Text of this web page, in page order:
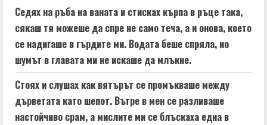
Седях на ръба на ваната и стисках кърпа в ръце така,
сякаш тя можеше да спре не само теча, а и онова, което
се надигаше в гърдите ми. Водата беше спряла, но
шумът в главата ми не искаше да млъкне.
Стоях и слушах как вятърът се промъкваше между
дърветата като шепот. Вътре в мен се разливаше
настойчиво срам, а мислите ми се блъскаха една в